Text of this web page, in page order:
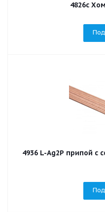
4826c
4936 L-Ag2P припой с